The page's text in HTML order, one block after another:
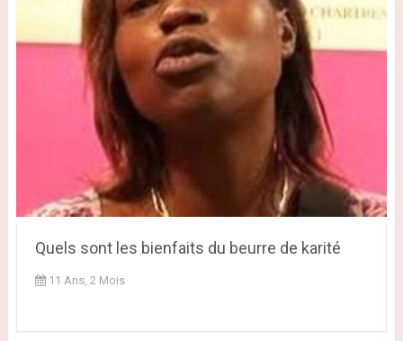
Quels sont les bienfaits du beurre de karité
11 Ans, 2 Mois